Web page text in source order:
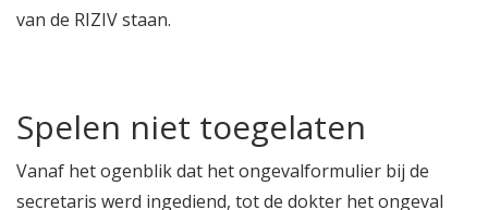
van de RIZIV staan.
Spelen niet toegelaten
Vanaf het ogenblik dat het ongevalformulier bij de
secretaris werd ingediend, tot de dokter het ongeval